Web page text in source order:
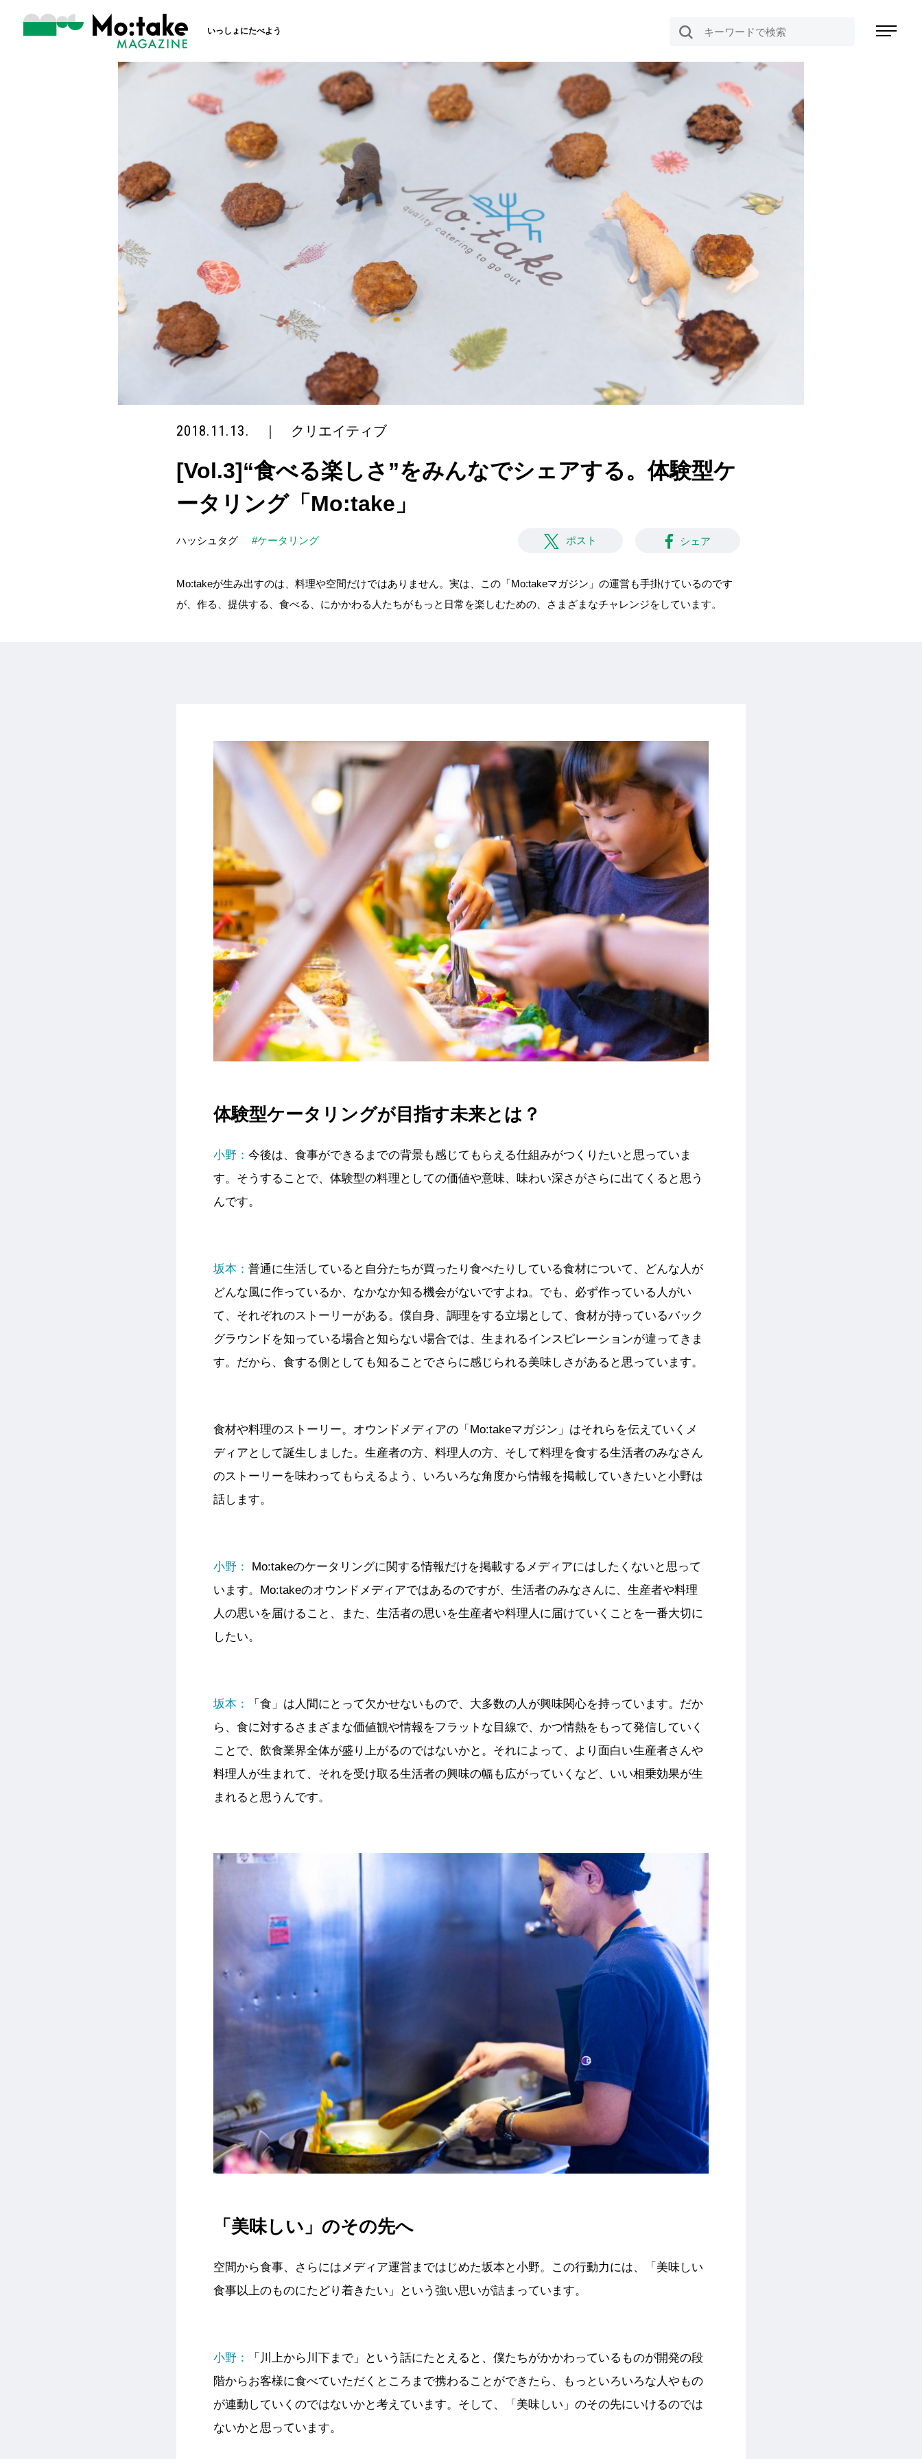
いっしょにたべよう
2018.11.13. クリエイティブ
[Vol.3]“食べる楽しさ”をみんなでシェアする。体験型ケ
ータリング「Mo:take」
ハッシュタグ #ケータリング ポスト シェア
Mo:takeが生み出すのは、料理や空間だけではありません。実は、この「Mo:takeマガジン」の運営も手掛けているのです
が、作る、提供する、食べる、にかかわる人たちがもっと日常を楽しむための、さまざまなチャレンジをしています。
体験型ケータリングが目指す未来とは？
小野： 今後は、食事ができるまでの背景も感じてもらえる仕組みがつくりたいと思っていま
す。そうすることで、体験型の料理としての価値や意味、味わい深さがさらに出てくると思う
んです。
坂本： 普通に生活していると自分たちが買ったり食べたりしている食材について、どんな人が
どんな風に作っているか、なかなか知る機会がないですよね。でも、必ず作っている人がい
て、それぞれのストーリーがある。僕自身、調理をする立場として、食材が持っているバック
グラウンドを知っている場合と知らない場合では、生まれるインスピレーションが違ってきま
す。だから、食する側としても知ることでさらに感じられる美味しさがあると思っています。
食材や料理のストーリー。オウンドメディアの「Mo:takeマガジン」はそれらを伝えていくメ
ディアとして誕生しました。生産者の方、料理人の方、そして料理を食する生活者のみなさん
のストーリーを味わってもらえるよう、いろいろな角度から情報を掲載していきたいと小野は
話します。
小野：
Mo:takeのケータリングに関する情報だけを掲載するメディアにはしたくないと思って
います。Mo:takeのオウンドメディアではあるのですが、生活者のみなさんに、生産者や料理
人の思いを届けること、また、生活者の思いを生産者や料理人に届けていくことを一番大切に
したい。
坂本：
「食」は人間にとって欠かせないもので、大多数の人が興味関心を持っています。だか
ら、食に対するさまざまな価値観や情報をフラットな目線で、かつ情熱をもって発信していく
ことで、飲食業界全体が盛り上がるのではないかと。それによって、より面白い生産者さんや
料理人が生まれて、それを受け取る生活者の興味の幅も広がっていくなど、いい相乗効果が生
まれると思うんです。
「美味しい」のその先へ
空間から食事、さらにはメディア運営まではじめた坂本と小野。この行動力には、「美味しい
食事以上のものにたどり着きたい」という強い思いが詰まっています。
小野：
「川上から川下まで」という話にたとえると、僕たちがかかわっているものが開発の段
階からお客様に食べていただくところまで携わることができたら、もっといろいろな人やもの
が連動していくのではないかと考えています。そして、「美味しい」のその先にいけるのでは
ないかと思っています。